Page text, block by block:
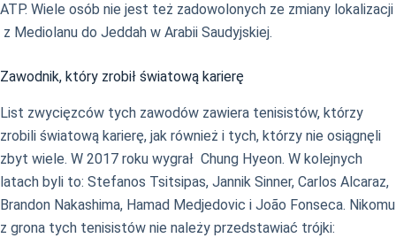
ATP. Wiele osób nie jest też zadowolonych ze zmiany lokalizacji
z Mediolanu do Jeddah w Arabii Saudyjskiej.
Zawodnik, który zrobił światową karierę
List zwycięzców tych zawodów zawiera tenisistów, którzy
zrobili światową karierę, jak również i tych, którzy nie osiągnęli
zbyt wiele. W 2017 roku wygrał Chung Hyeon. W kolejnych
latach byli to: Stefanos Tsitsipas, Jannik Sinner, Carlos Alcaraz,
Brandon Nakashima, Hamad Medjedovic i João Fonseca. Nikomu
z grona tych tenisistów nie należy przedstawiać trójki: